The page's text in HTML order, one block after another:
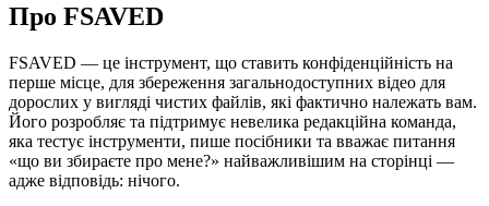
Про FSAVED
FSAVED — це інструмент, що ставить конфіденційність на
перше місце, для збереження загальнодоступних відео для
дорослих у вигляді чистих файлів, які фактично належать вам.
Його розробляє та підтримує невелика редакційна команда,
яка тестує інструменти, пише посібники та вважає питання
«що ви збираєте про мене?» найважливішим на сторінці —
адже відповідь: нічого.